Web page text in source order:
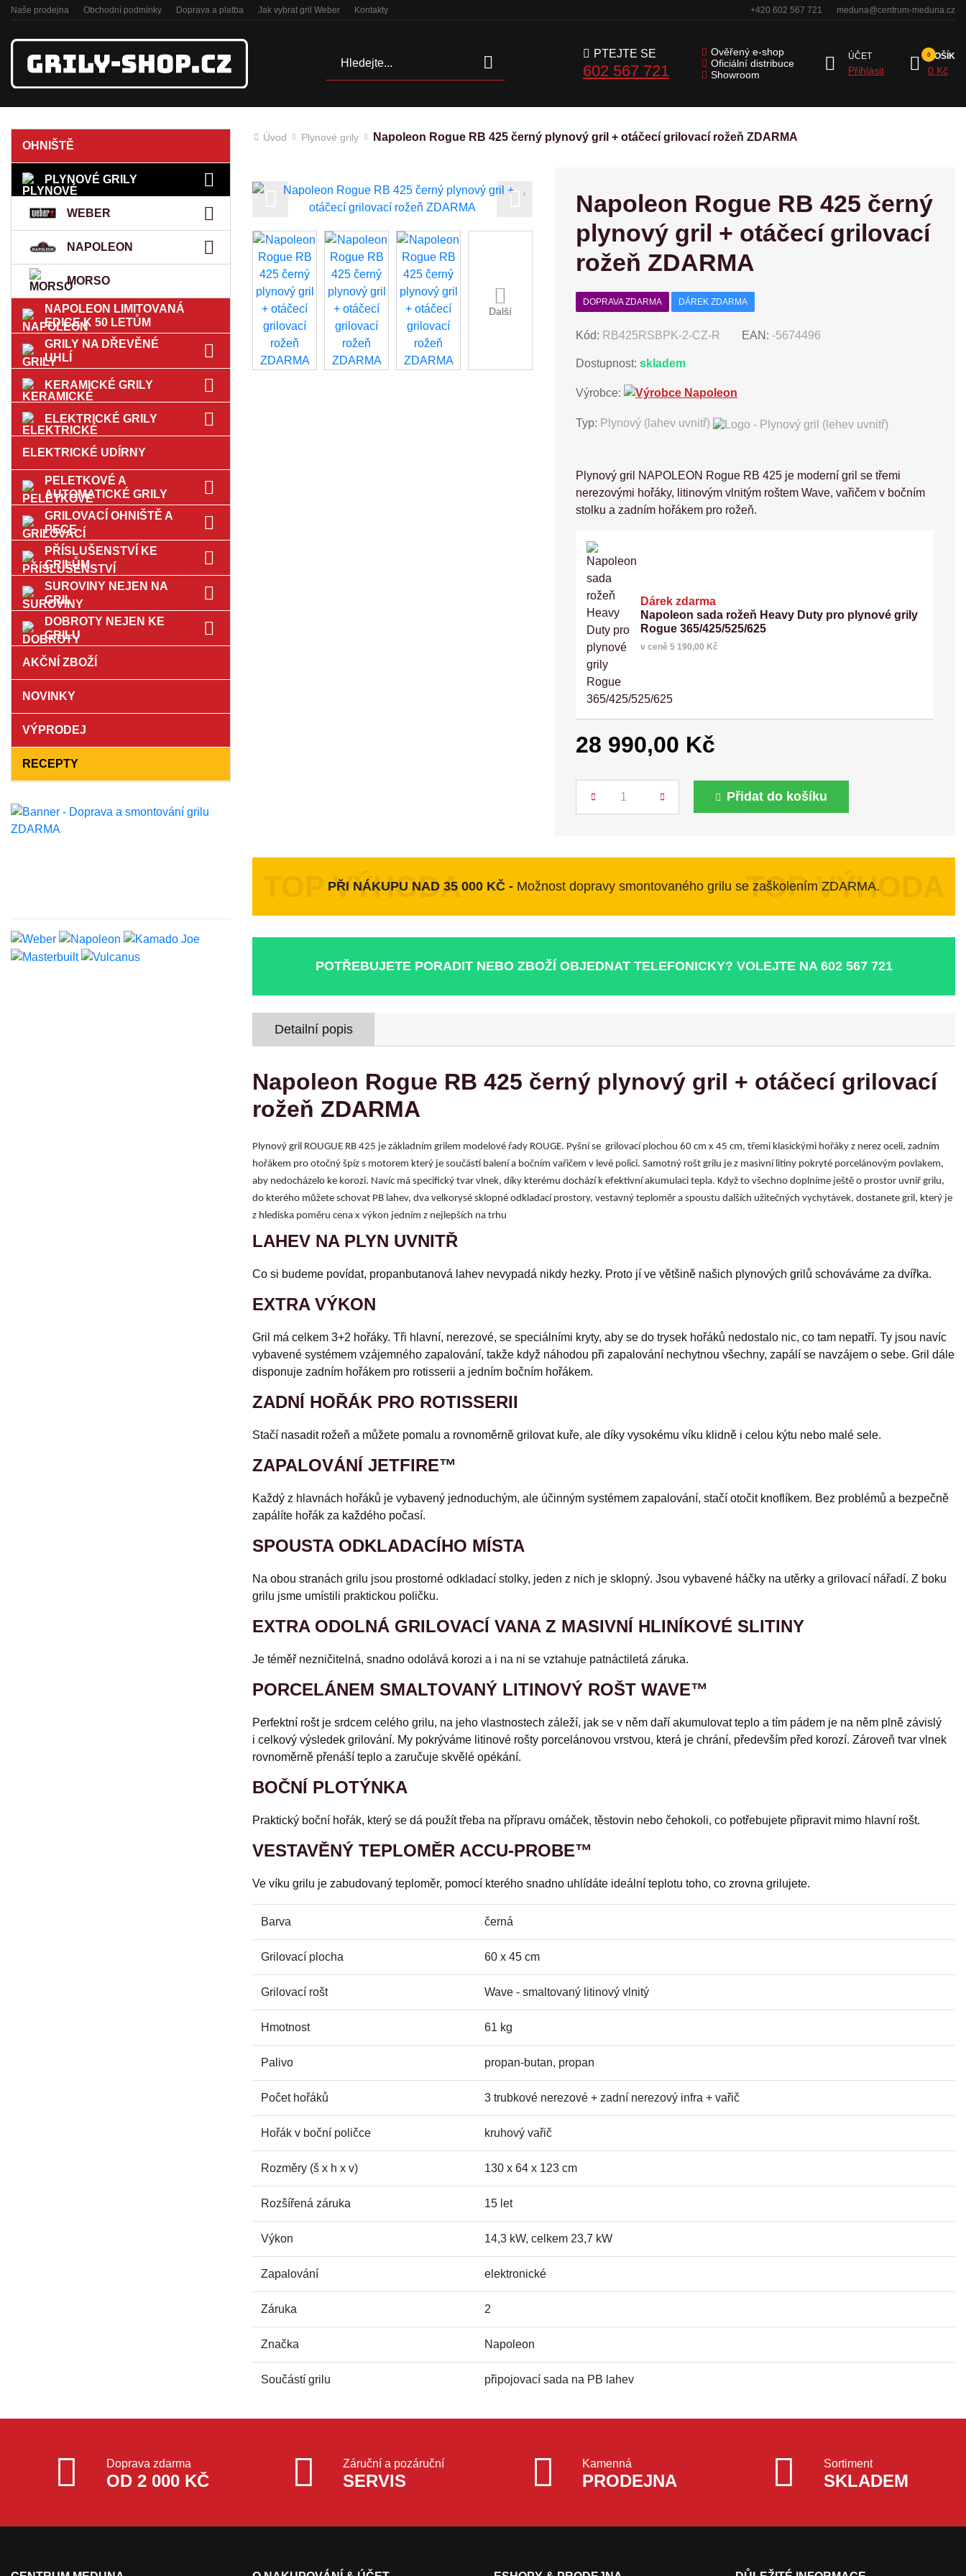
Naše prodejna Obchodní podmínky Doprava a platba Jak vybrat gril Weber Kontakty +420 602 567 721 meduna@centrum-meduna.cz
PTEJTE SE
602 567 721
Ověřený e-shop
Oficiální distribuce
Showroom
ÚČET
Přihlásit
KOŠÍK
0 Kč
OHNIŠTĚ
PLYNOVÉ GRILY
WEBER
NAPOLEON
MORSO
NAPOLEON LIMITOVANÁ
EDICE K 50 LETŮM
GRILY NA DŘEVĚNÉ
UHLÍ
KERAMICKÉ GRILY
ELEKTRICKÉ GRILY
ELEKTRICKÉ UDÍRNY
PELETKOVÉ A
AUTOMATICKÉ GRILY
GRILOVACÍ OHNIŠTĚ A
PECE
PŘÍSLUŠENSTVÍ KE
GRILŮM
SUROVINY NEJEN NA
GRIL
DOBROTY NEJEN KE
GRILU
AKČNÍ ZBOŽÍ
NOVINKY
VÝPRODEJ
RECEPTY
Úvod Plynové grily Napoleon Rogue RB 425 černý plynový gril + otáčecí grilovací rožeň ZDARMA
Previous
Další
Napoleon Rogue RB 425 černý
plynový gril + otáčecí grilovací
rožeň ZDARMA
DOPRAVA ZDARMA DÁREK ZDARMA
Kód: RB425RSBPK-2-CZ-R EAN: -5674496
Dostupnost: skladem
Výrobce:
Typ: Plynový (lahev uvnitř)
Plynový gril NAPOLEON Rogue RB 425 je moderní gril se třemi
nerezovými hořáky, litinovým vlnitým roštem Wave, vařičem v bočním
stolku a zadním hořákem pro rožeň.
Dárek zdarma
Napoleon sada rožeň Heavy Duty pro plynové grily
Rogue 365/425/525/625
v ceně 5 190,00 Kč
28 990,00 Kč
Počet Přidat do košíku
PŘI NÁKUPU NAD 35 000 KČ - Možnost dopravy smontovaného grilu se zaškolením ZDARMA.
POTŘEBUJETE PORADIT NEBO ZBOŽÍ OBJEDNAT TELEFONICKY? VOLEJTE NA 602 567 721
Detailní popis
Napoleon Rogue RB 425 černý plynový gril + otáčecí grilovací
rožeň ZDARMA
Plynový gril ROUGUE RB 425 je základním grilem modelové řady ROUGE. Pyšní se grilovací plochou 60 cm x 45 cm, třemi klasickými hořáky z nerez oceli, zadním
hořákem pro otočný špíz s motorem který je součástí balení a bočním vařičem v levé polici. Samotný rošt grilu je z masivní litiny pokryté porcelánovým povlakem,
aby nedocházelo ke korozi. Navíc má specifický tvar vlnek, díky kterému dochází k efektivní akumulaci tepla. Když to všechno doplníme ještě o prostor uvniř grilu,
do kterého můžete schovat PB lahev, dva velkorysé sklopné odkladací prostory, vestavný teploměr a spoustu dalších užitečných vychytávek, dostanete gril, který je
z hlediska poměru cena x výkon jedním z nejlepších na trhu
LAHEV NA PLYN UVNITŘ
Co si budeme povídat, propanbutanová lahev nevypadá nikdy hezky. Proto jí ve většině našich plynových grilů schováváme za dvířka.
EXTRA VÝKON
Gril má celkem 3+2 hořáky. Tři hlavní, nerezové, se speciálními kryty, aby se do trysek hořáků nedostalo nic, co tam nepatří. Ty jsou navíc
vybavené systémem vzájemného zapalování, takže když náhodou při zapalování nechytnou všechny, zapálí se navzájem o sebe. Gril dále
disponuje zadním hořákem pro rotisserii a jedním bočním hořákem.
ZADNÍ HOŘÁK PRO ROTISSERII
Stačí nasadit rožeň a můžete pomalu a rovnoměrně grilovat kuře, ale díky vysokému víku klidně i celou kýtu nebo malé sele.
ZAPALOVÁNÍ JETFIRE™
Každý z hlavnách hořáků je vybavený jednoduchým, ale účinným systémem zapalování, stačí otočit knoflíkem. Bez problémů a bezpečně
zapálíte hořák za každého počasí.
SPOUSTA ODKLADACÍHO MÍSTA
Na obou stranách grilu jsou prostorné odkladací stolky, jeden z nich je sklopný. Jsou vybavené háčky na utěrky a grilovací nářadí. Z boku
grilu jsme umístili praktickou poličku.
EXTRA ODOLNÁ GRILOVACÍ VANA Z MASIVNÍ HLINÍKOVÉ SLITINY
Je téměř nezničitelná, snadno odolává korozi a i na ni se vztahuje patnáctiletá záruka.
PORCELÁNEM SMALTOVANÝ LITINOVÝ ROŠT WAVE™
Perfektní rošt je srdcem celého grilu, na jeho vlastnostech záleží, jak se v něm daří akumulovat teplo a tím pádem je na něm plně závislý
i celkový výsledek grilování. My pokrýváme litinové rošty porcelánovou vrstvou, která je chrání, především před korozí. Zároveň tvar vlnek
rovnoměrně přenáší teplo a zaručuje skvělé opékání.
BOČNÍ PLOTÝNKA
Praktický boční hořák, který se dá použít třeba na přípravu omáček, těstovin nebo čehokoli, co potřebujete připravit mimo hlavní rošt.
VESTAVĚNÝ TEPLOMĚR ACCU-PROBE™
Ve víku grilu je zabudovaný teploměr, pomocí kterého snadno uhlídáte ideální teplotu toho, co zrovna grilujete.
Barva černá
Grilovací plocha 60 x 45 cm
Grilovací rošt Wave - smaltovaný litinový vlnitý
Hmotnost 61 kg
Palivo propan-butan, propan
Počet hořáků 3 trubkové nerezové + zadní nerezový infra + vařič
Hořák v boční poličce kruhový vařič
Rozměry (š x h x v) 130 x 64 x 123 cm
Rozšířená záruka 15 let
Výkon 14,3 kW, celkem 23,7 kW
Zapalování elektronické
Záruka 2
Značka Napoleon
Součástí grilu připojovací sada na PB lahev
Doprava zdarma
OD 2 000 KČ
Záruční a pozáruční
SERVIS
Kamenná
PRODEJNA
Sortiment
SKLADEM